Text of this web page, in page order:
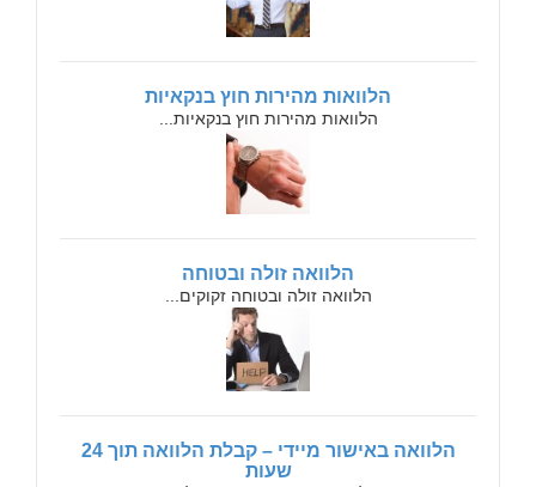
הלוואות מהירות חוץ בנקאיות
הלוואות מהירות חוץ בנקאיות...
הלוואה זולה ובטוחה
הלוואה זולה ובטוחה זקוקים...
הלוואה באישור מיידי – קבלת הלוואה תוך 24
שעות